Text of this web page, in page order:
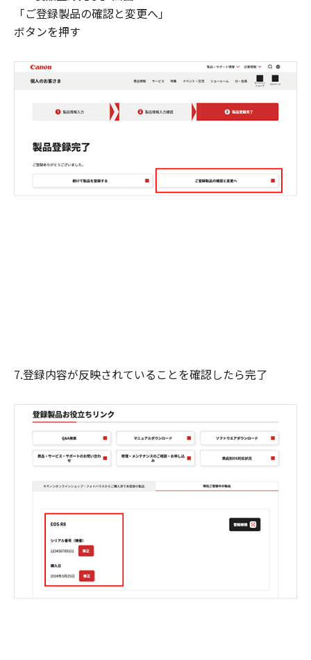
「ご登録製品の確認と変更へ」
ボタンを押す
7.登録内容が反映されていることを確認したら完了